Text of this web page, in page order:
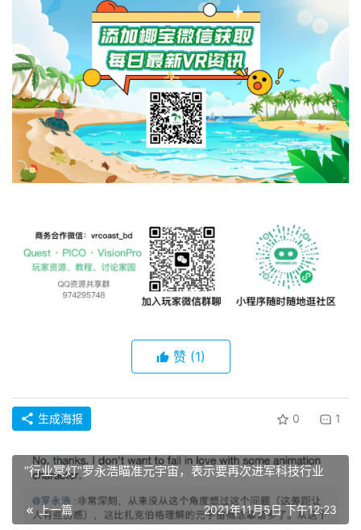
V
R
设
备
排
名
R
论
坛
社
区
登录 注册
赞 (1)
生成海报 0 1
“行业冥灯”罗永浩瞄准元宇宙，表示要再次进军科技行业
上一篇 2021年11月5日 下午12:23